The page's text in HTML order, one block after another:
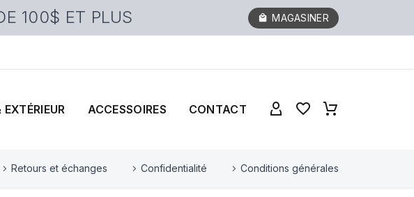
100$ ET PLUS MAGASINER
ACCESSOIRES CONTACT
Retours et échanges Confidentialité Conditions générales